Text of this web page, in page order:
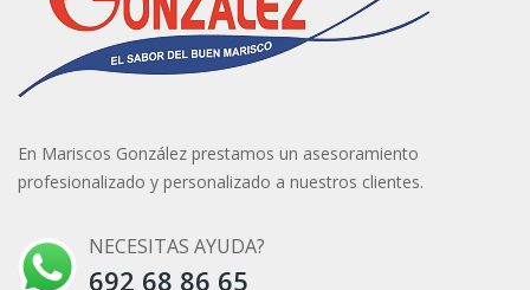
En Mariscos González prestamos un asesoramiento
profesionalizado y personalizado a nuestros clientes.
NECESITAS AYUDA?
692 68 86 65